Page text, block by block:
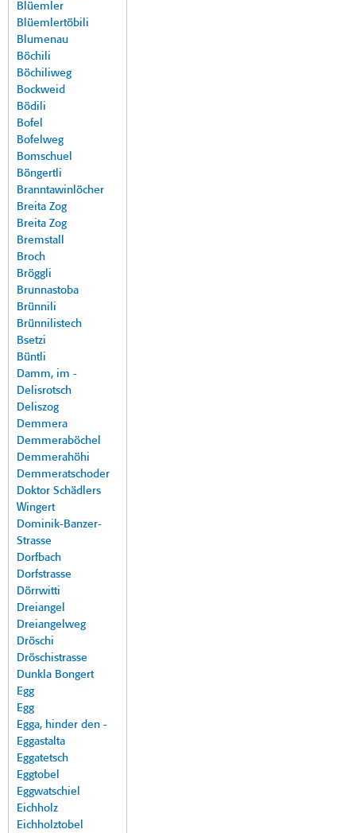
Blüemler
Blüemlertöbili
Blumenau
Böchili
Böchiliweg
Bockweid
Bödili
Bofel
Bofelweg
Bomschuel
Böngertli
Branntawinlöcher
Breita Zog
Breita Zog
Bremstall
Broch
Bröggli
Brunnastoba
Brünnili
Brünnilistech
Bsetzi
Büntli
Damm, im -
Delisrotsch
Deliszog
Demmera
Demmeraböchel
Demmerahöhi
Demmeratschoder
Doktor Schädlers
Wingert
Dominik-Banzer-
Strasse
Dorfbach
Dorfstrasse
Dörrwitti
Dreiangel
Dreiangelweg
Dröschi
Dröschistrasse
Dunkla Bongert
Egg
Egg
Egga, hinder den -
Eggastalta
Eggatetsch
Eggtobel
Eggwatschiel
Eichholz
Eichholztobel